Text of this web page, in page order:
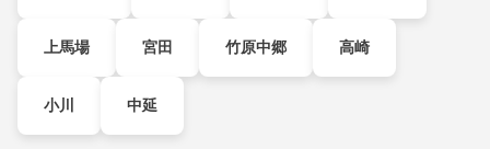
上馬場 宮田 竹原中郷 高崎
小川 中延